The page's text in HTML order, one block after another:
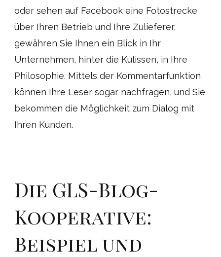
oder sehen auf Facebook eine Fotostrecke
über Ihren Betrieb und Ihre Zulieferer,
gewähren Sie Ihnen ein Blick in Ihr
Unternehmen, hinter die Kulissen, in Ihre
Philosophie. Mittels der Kommentarfunktion
können Ihre Leser sogar nachfragen, und Sie
bekommen die Möglichkeit zum Dialog mit
Ihren Kunden.
Die GLS-Blog-
Kooperative:
Beispiel und